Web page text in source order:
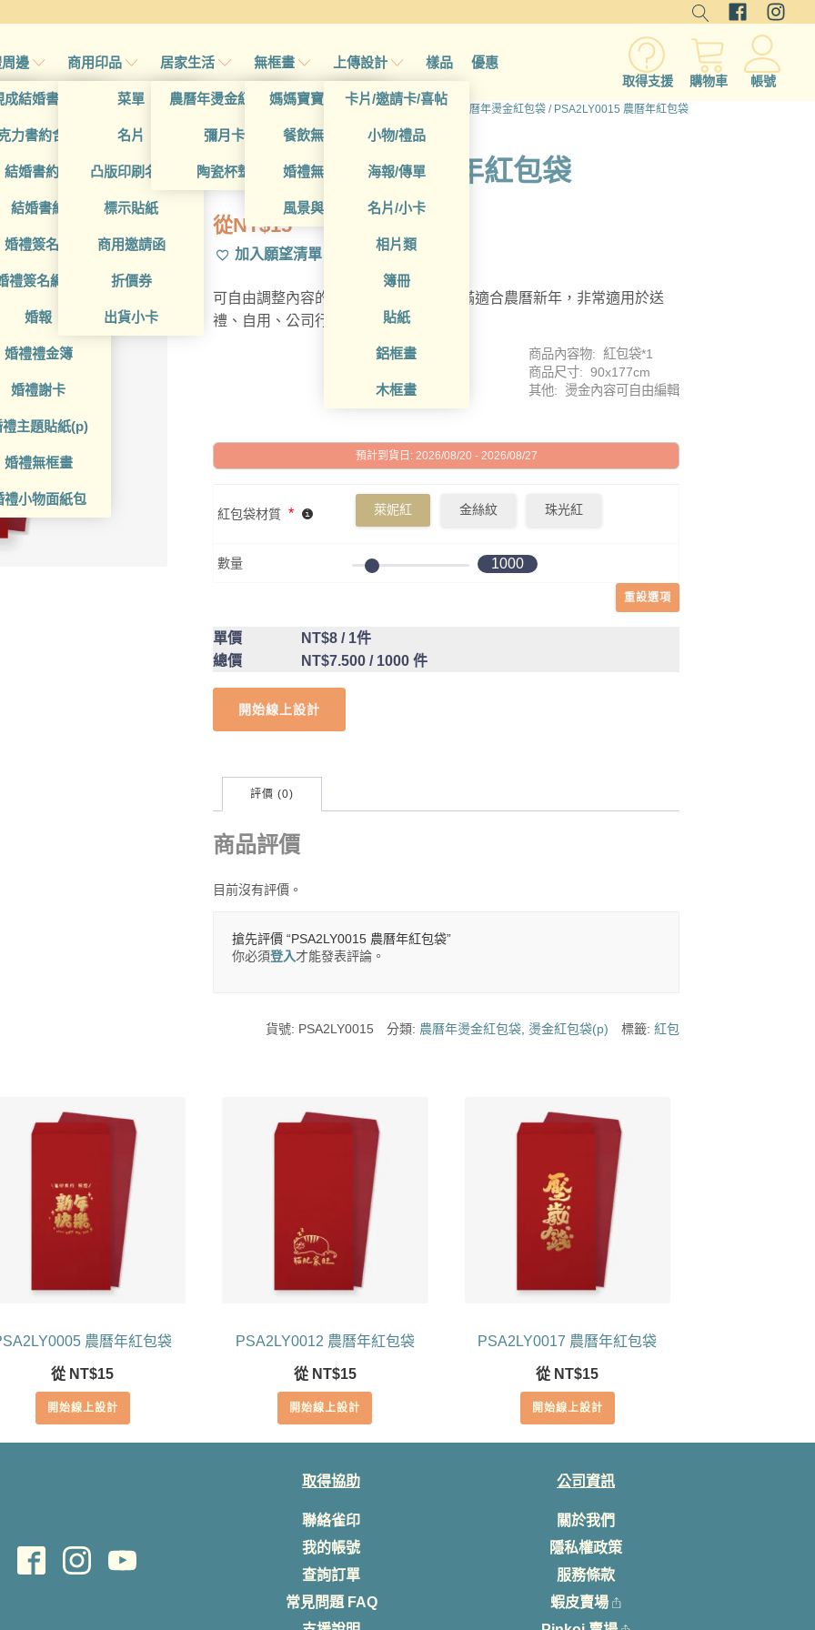
邊
成結婚書約夾
力書約含木座
結婚書約組
結婚書約
婚禮簽名簿
禮簽名綢(p)
婚報
婚禮禮金簿
婚禮謝卡
禮主題貼紙(p)
婚禮無框畫
禮小物面紙包
商用印品
菜單
名片
凸版印刷名片
標示貼紙
商用邀請函
折價券
出貨小卡
居家生活
農曆年燙金紅包袋
彌月卡
陶瓷杯墊
無框畫
媽媽寶寶無框畫
餐飲無框畫
婚禮無框畫
風景與藝術
上傳設計
卡片/邀請卡/喜帖
小物/禮品
海報/傳單
名片/小卡
相片類
簿冊
貼紙
鋁框畫
木框畫
樣品 優惠
取得支援 購物車 帳號
首頁 全部用途/個人家庭印品 農曆年燙金紅包袋 / PSA2LY0015 農曆年紅包袋
PSA2LY0015 農曆年紅包袋
從NT$15
加入願望清單
可自由調整內容的燙金紅包袋，喜氣滿滿適合農曆新年，非常適用於送
禮、自用、公司行號訂製
商品內容物: 紅包袋*1
商品尺寸: 90x177cm
其他: 燙金內容可自由編輯
預計到貨日: 2026/08/20 - 2026/08/27
紅包袋材質 * 萊妮紅 金絲紋 珠光紅
數量 1000
重設選項
單價 NT$8 / 1件
總價
NT$7.500 / 1000 件
開始線上設計
評價 (0)
商品評價
目前沒有評價。
搶先評價 “PSA2LY0015 農曆年紅包袋”
你必須登入才能發表評論。
貨號: PSA2LY0015 分類: 農曆年燙金紅包袋, 燙金紅包袋(p) 標籤:紅包
農曆年紅包袋
從 NT$15
開始線上設計
PSA2LY0012 農曆年紅包袋
從 NT$15
開始線上設計
PSA2LY0017 農曆年紅包袋
從 NT$15
開始線上設計
取得協助
聯絡雀印
我的帳號
查詢訂單
常見問題 FAQ
公司資訊
關於我們
隱私權政策
服務條款
蝦皮賣場